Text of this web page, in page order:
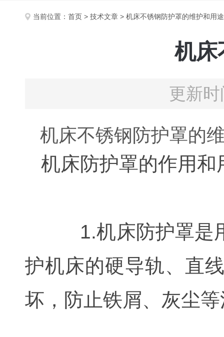
当前位置： 首页 > 技术文章 > 机床不锈钢防护罩的维护和用途
机床
更新
机床不锈钢防护罩的
机床防护罩的作用和
1.机床防护罩是用
护机床的硬导轨、直
坏，防止铁屑、灰尘